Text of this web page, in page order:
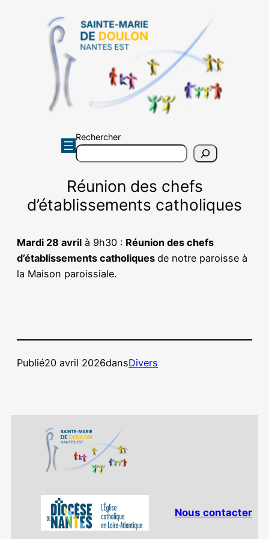
Rechercher
Réunion des chefs
d’établissements catholiques
Mardi 28 avril à 9h30 : Réunion des chefs
d’établissements catholiques de notre paroisse à
la Maison paroissiale.
Publié20 avril 2026dansDivers
Nous contacter